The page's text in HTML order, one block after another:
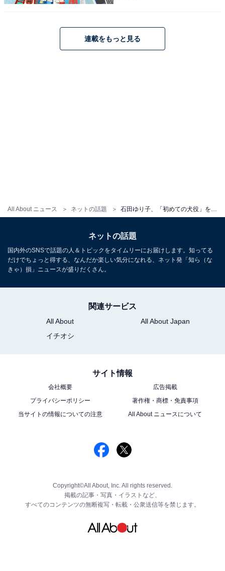
All About ニュース ネットの話題
連載をもっと見る
ネットの話題
国内外のSNSで話題の人＆トピックをタイムリーにお届けします。知ってる
だけでちょっと得する、なんだか楽しい気分になれる、ネット発「知ら（な
きゃ）損」ニュースが盛りだくさん。
関連サービス
All About
All About Japan
イチオシ
サイト情報
会社概要
広告掲載
プライバシーポリシー
著作権・商標・免責事項
当サイトの情報についての注意
All About ニュースについて
Copyright©All About, Inc. All rights reserved.
掲載の記事・写真・イラストなど、
すべてのコンテンツの無断複写・転載・公衆送信等を禁じます。